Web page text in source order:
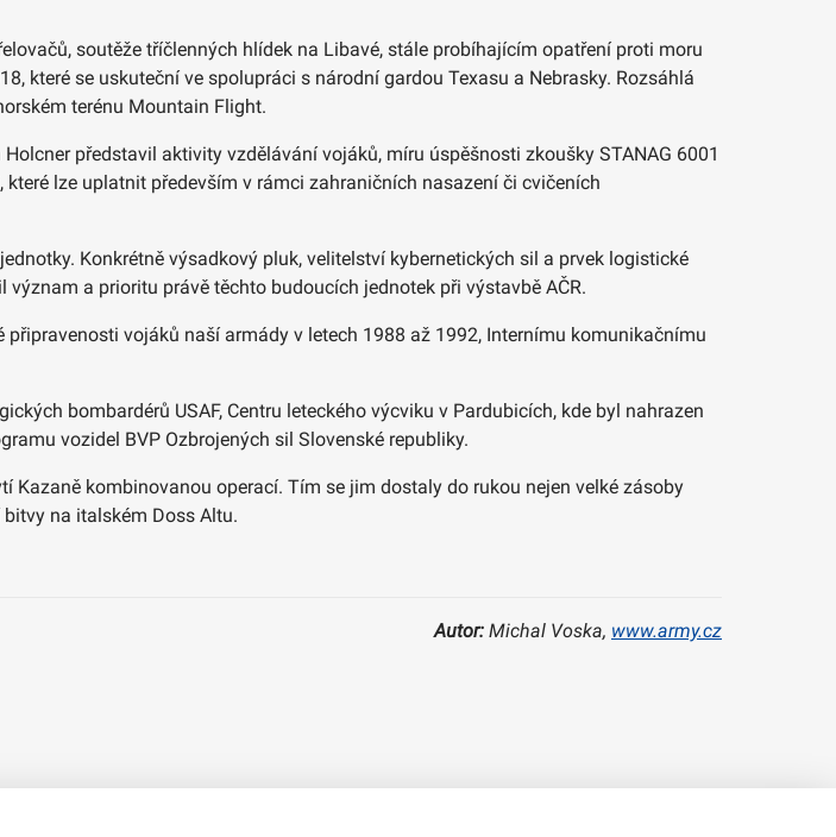
soutěže tříčlenných hlídek na Libavé, stále probíhajícím opatření proti moru
které se uskuteční ve spolupráci s národní gardou Texasu a Nebrasky. Rozsáhlá
terénu Mountain Flight.
představil aktivity vzdělávání vojáků, míru úspěšnosti zkoušky STANAG 6001
lze uplatnit především v rámci zahraničních nasazení či cvičeních
Konkrétně výsadkový pluk, velitelství kybernetických sil a prvek logistické
a prioritu právě těchto budoucích jednotek při výstavbě AČR.
vojáků naší armády v letech 1988 až 1992, Internímu komunikačnímu
bombardérů USAF, Centru leteckého výcviku v Pardubicích, kde byl nahrazen
vozidel BVP Ozbrojených sil Slovenské republiky.
kombinovanou operací. Tím se jim dostaly do rukou nejen velké zásoby
na italském Doss Altu.
Autor: Michal Voska, www.army.cz